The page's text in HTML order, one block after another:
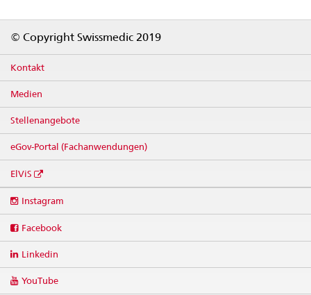
© Copyright Swissmedic 2019
Kontakt
Medien
Stellenangebote
eGov-Portal (Fachanwendungen)
ElViS
media
Instagram
Facebook
Linkedin
YouTube